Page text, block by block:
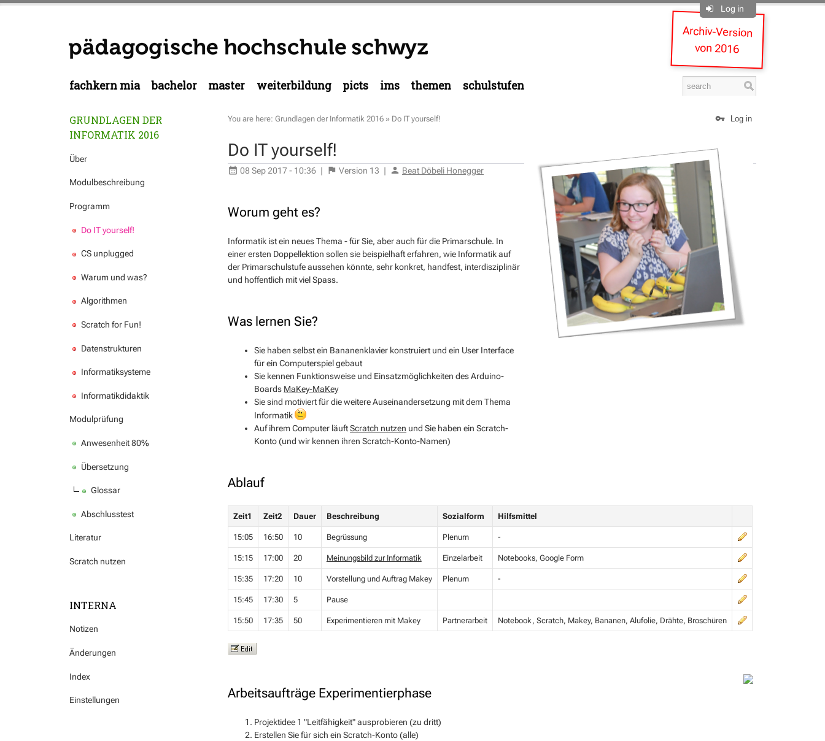
Log in
fachkern mia bachelor master weiterbildung picts ims themen schulstufen
GRUNDLAGEN DER
INFORMATIK 2016
Über
Modulbeschreibung
Programm
Do IT yourself!
CS unplugged
Warum und was?
Algorithmen
Scratch for Fun!
Datenstrukturen
Informatiksysteme
Informatikdidaktik
Modulprüfung
Anwesenheit 80%
Übersetzung
Glossar
Abschlusstest
Literatur
Scratch nutzen
INTERNA
Notizen
Änderungen
Index
Einstellungen
Archiv-Version
von 2016
Log in
You are here: Grundlagen der Informatik 2016 » Do IT yourself!
Do IT yourself!
08 Sep 2017 - 10:36 | Version 13 | Beat Döbeli Honegger
Worum geht es?
Informatik ist ein neues Thema - für Sie, aber auch für die Primarschule. In
einer ersten Doppellektion sollen sie beispielhaft erfahren, wie Informatik auf
der Primarschulstufe aussehen könnte, sehr konkret, handfest, interdisziplinär
und hoffentlich mit viel Spass.
Was lernen Sie?
Sie haben selbst ein Bananenklavier konstruiert und ein User Interface
für ein Computerspiel gebaut
Sie kennen Funktionsweise und Einsatzmöglichkeiten des Arduino-
Boards MaKey-MaKey
Sie sind motiviert für die weitere Auseinandersetzung mit dem Thema
Informatik
Auf ihrem Computer läuftScratch nutzen und Sie haben ein Scratch-
Konto (und wir kennen ihren Scratch-Konto-Namen)
Ablauf
Zeit1 Zeit2 Dauer Beschreibung Sozialform Hilfsmittel
15:05 16:50 10 Begrüssung Plenum -
15:15 17:00 20 Meinungsbild zur Informatik Einzelarbeit Notebooks, Google Form
15:35 17:20 10 Vorstellung und Auftrag Makey Plenum -
15:45 17:30 5 Pause
15:50 17:35 50 Experimentieren mit Makey Partnerarbeit Notebook, Scratch, Makey, Bananen, Alufolie, Drähte, Broschüren
Arbeitsaufträge Experimentierphase
Projektidee 1 "Leitfähigkeit" ausprobieren (zu dritt)
Erstellen Sie für sich ein Scratch-Konto (alle)